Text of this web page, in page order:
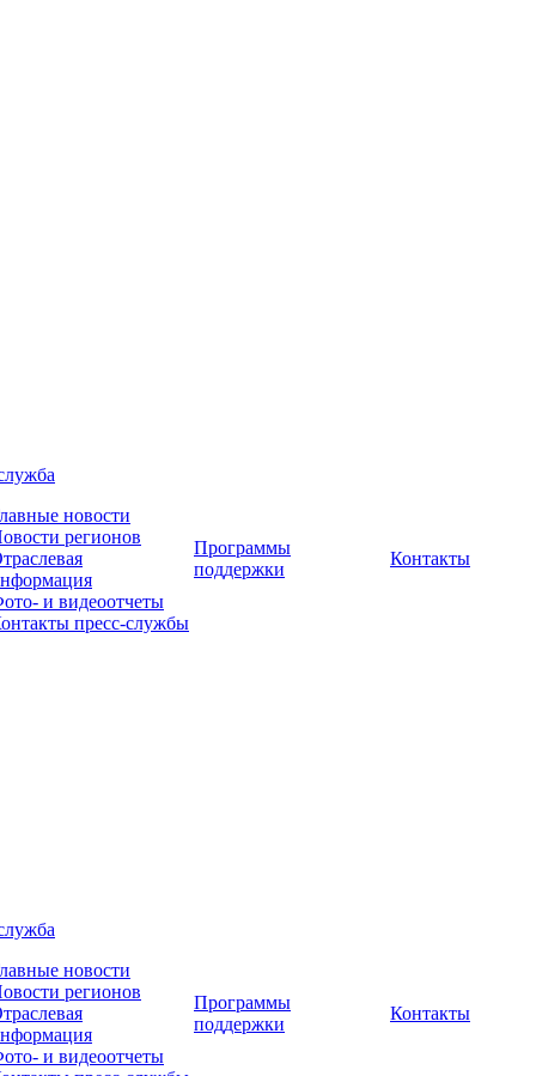
новости
регионов
и видеоотчеты
пресс-службы
Программы
поддержки
Контакты
новости
регионов
и видеоотчеты
Программы
поддержки
Контакты